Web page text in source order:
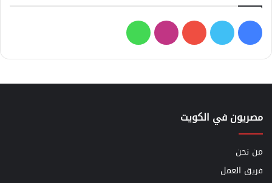
فيسبوك
تويتر يوتيوبانستقرامواتساب
مصريون في الكويت
من نحن
فريق العمل